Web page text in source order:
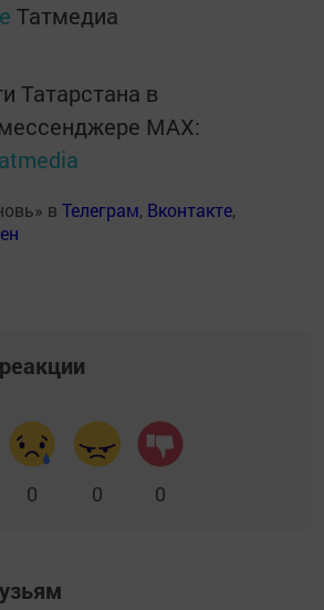
Татмедиа
Татарстана в
MАХ:
в Телеграм, Вконтакте,
0 0 0